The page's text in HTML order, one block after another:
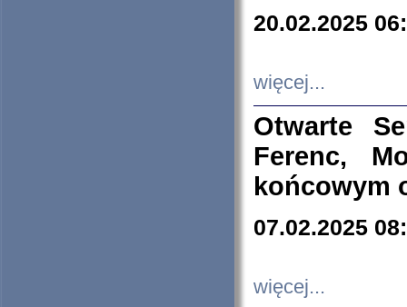
20.02.2025
więcej...
Otwarte
Ferenc,
końcowym
07.02.2025
więcej...